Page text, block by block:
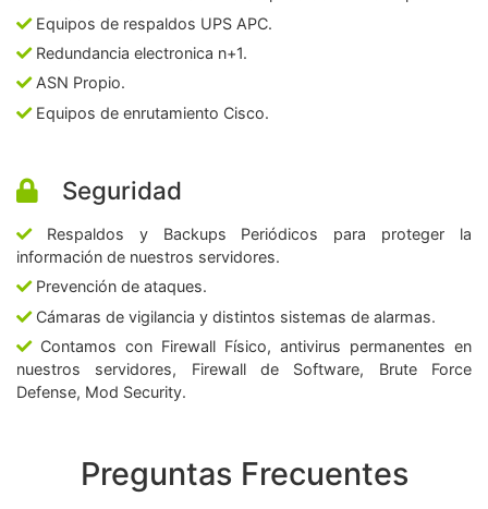
Equipos de respaldos UPS APC.
Redundancia electronica n+1.
ASN Propio.
Equipos de enrutamiento Cisco.
Seguridad
Respaldos y Backups Periódicos para proteger la
información de nuestros servidores.
Prevención de ataques.
Cámaras de vigilancia y distintos sistemas de alarmas.
Contamos con Firewall Físico, antivirus permanentes en
nuestros servidores, Firewall de Software, Brute Force
Defense, Mod Security.
Preguntas Frecuentes